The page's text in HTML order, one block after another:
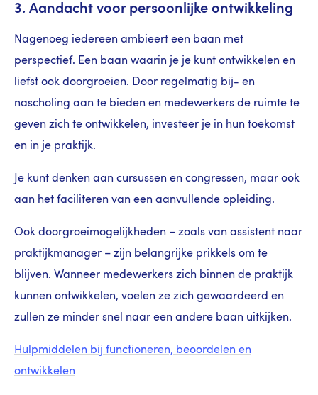
3. Aandacht voor persoonlijke ontwikkeling
Nagenoeg iedereen ambieert een baan met
perspectief. Een baan waarin je je kunt ontwikkelen en
liefst ook doorgroeien. Door regelmatig bij- en
nascholing aan te bieden en medewerkers de ruimte te
geven zich te ontwikkelen, investeer je in hun toekomst
en in je praktijk.
Je kunt denken aan cursussen en congressen, maar ook
aan het faciliteren van een aanvullende opleiding.
Ook doorgroeimogelijkheden – zoals van assistent naar
praktijkmanager – zijn belangrijke prikkels om te
blijven. Wanneer medewerkers zich binnen de praktijk
kunnen ontwikkelen, voelen ze zich gewaardeerd en
zullen ze minder snel naar een andere baan uitkijken.
Hulpmiddelen bij functioneren, beoordelen en
ontwikkelen